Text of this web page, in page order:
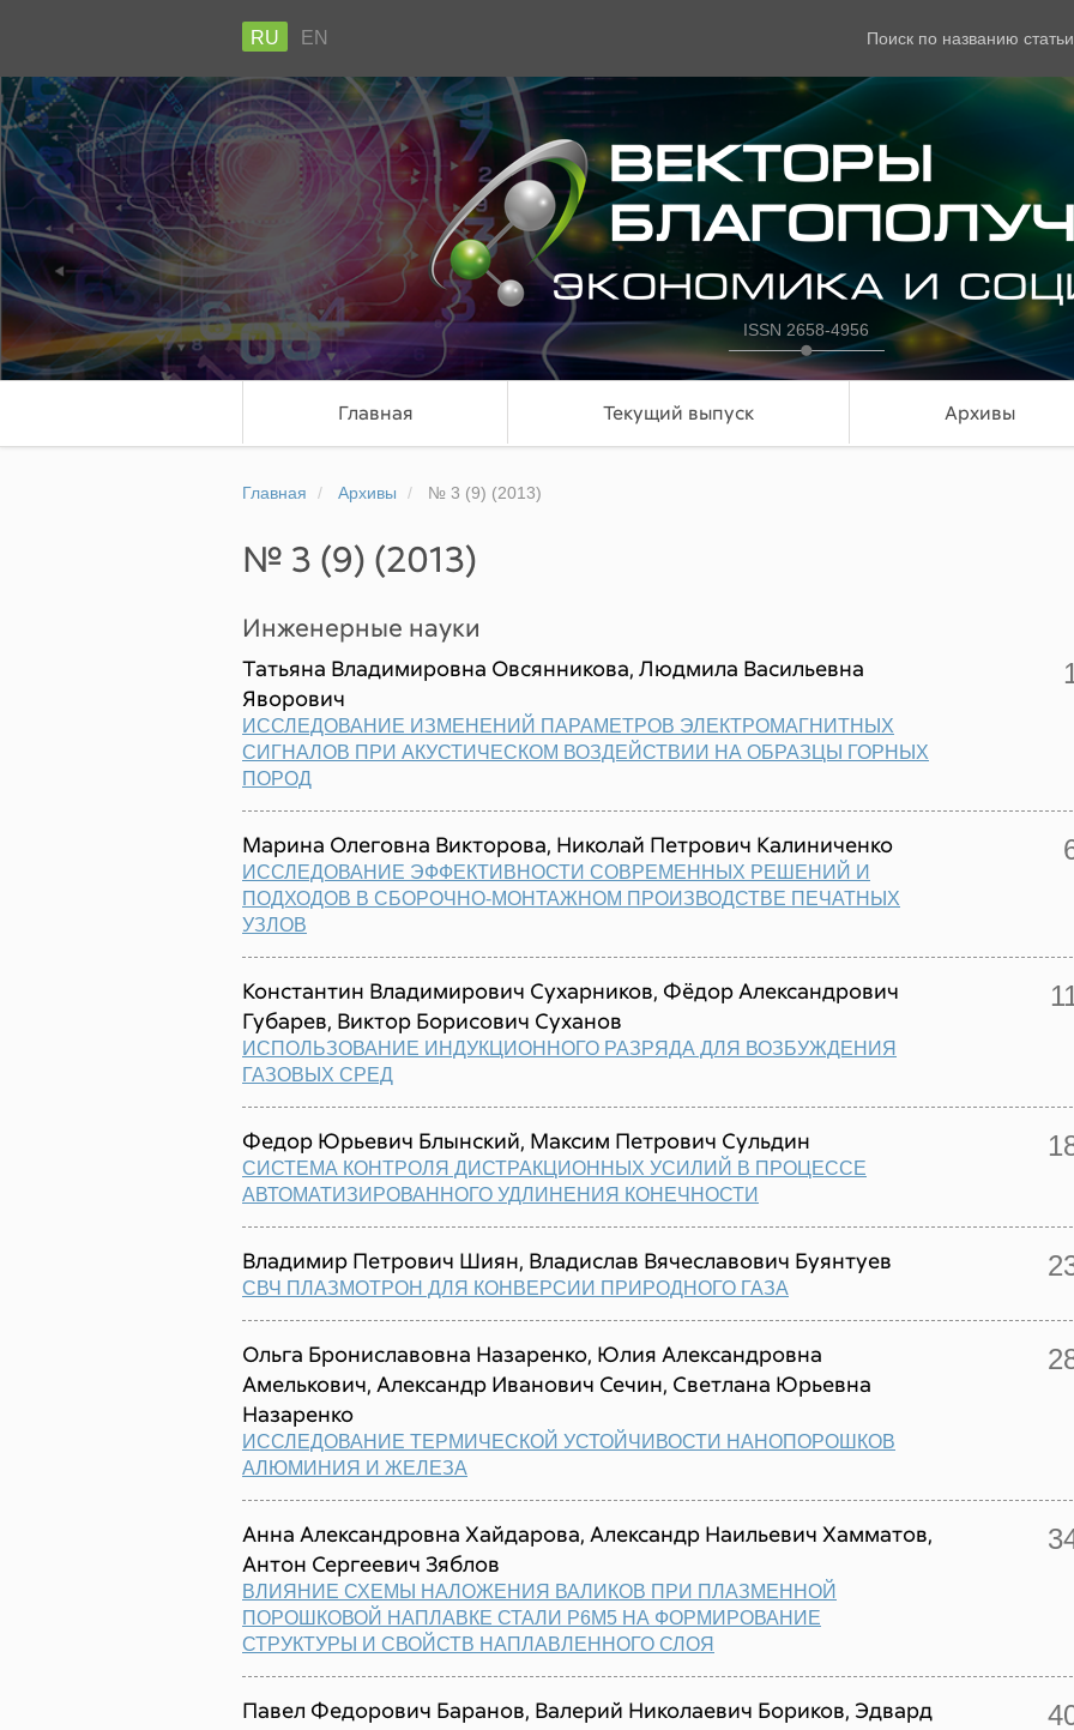
RU EN Поиск по названию
ISSN 2658-4956
Главная Текущий выпуск Архивы
Главная Архивы № 3 (9) (2013)
№ 3 (9) (2013)
Инженерные науки
Татьяна Владимировна Овсянникова, Людмила Васильевна
Яворович
ИССЛЕДОВАНИЕ ИЗМЕНЕНИЙ ПАРАМЕТРОВ ЭЛЕКТРОМАГНИТНЫХ
СИГНАЛОВ ПРИ АКУСТИЧЕСКОМ ВОЗДЕЙСТВИИ НА ОБРАЗЦЫ ГОРНЫХ
ПОРОД
Марина Олеговна Викторова, Николай Петрович Калиниченко
ИССЛЕДОВАНИЕ ЭФФЕКТИВНОСТИ СОВРЕМЕННЫХ РЕШЕНИЙ И
ПОДХОДОВ В СБОРОЧНО-МОНТАЖНОМ ПРОИЗВОДСТВЕ ПЕЧАТНЫХ
УЗЛОВ
Константин Владимирович Сухарников, Фёдор Александрович
Губарев, Виктор Борисович Суханов
ИСПОЛЬЗОВАНИЕ ИНДУКЦИОННОГО РАЗРЯДА ДЛЯ ВОЗБУЖДЕНИЯ
ГАЗОВЫХ СРЕД
Федор Юрьевич Блынский, Максим Петрович Сульдин
СИСТЕМА КОНТРОЛЯ ДИСТРАКЦИОННЫХ УСИЛИЙ В ПРОЦЕССЕ
АВТОМАТИЗИРОВАННОГО УДЛИНЕНИЯ КОНЕЧНОСТИ
Владимир Петрович Шиян, Владислав Вячеславович Буянтуев
СВЧ ПЛАЗМОТРОН ДЛЯ КОНВЕРСИИ ПРИРОДНОГО ГАЗА
Ольга Брониславовна Назаренко, Юлия Александровна
Амелькович, Александр Иванович Сечин, Светлана Юрьевна
Назаренко
ИССЛЕДОВАНИЕ ТЕРМИЧЕСКОЙ УСТОЙЧИВОСТИ НАНОПОРОШКОВ
АЛЮМИНИЯ И ЖЕЛЕЗА
Анна Александровна Хайдарова, Александр Наильевич Хамматов,
Антон Сергеевич Зяблов
ВЛИЯНИЕ СХЕМЫ НАЛОЖЕНИЯ ВАЛИКОВ ПРИ ПЛАЗМЕННОЙ
ПОРОШКОВОЙ НАПЛАВКЕ СТАЛИ Р6М5 НА ФОРМИРОВАНИЕ
СТРУКТУРЫ И СВОЙСТВ НАПЛАВЛЕННОГО СЛОЯ
Павел Федорович Баранов, Валерий Николаевич Бориков, Эдвард